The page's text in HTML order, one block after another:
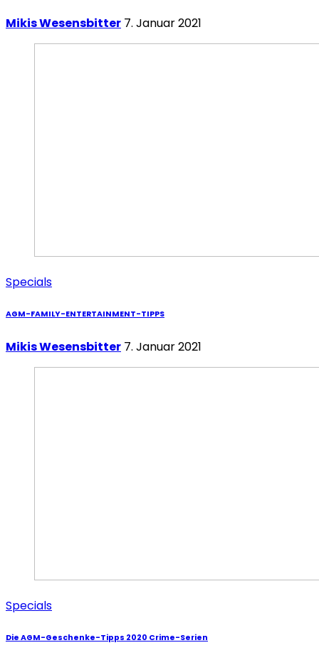
Mikis Wesensbitter 7. Januar 2021
Specials
AGM-FAMILY-ENTERTAINMENT-TIPPS
Mikis Wesensbitter 7. Januar 2021
Specials
Die AGM-Geschenke-Tipps 2020 Crime-Serien